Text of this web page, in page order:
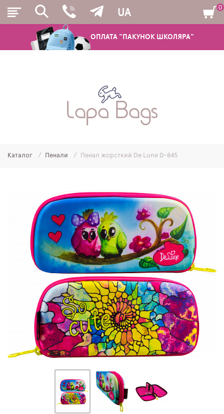
ОПЛАТА "ПАКУНОК ШКОЛЯРА"
UA
ШКІЛЬНІ РЮКЗАКИ ТА РАНЦІ
МОЛОДІЖНІ РЮКЗАКИ
МІШКИ ДЛЯ ВЗУТТЯ
ПЛЯШКИ ДЛЯ ВОДИ
DELUNE
SCHOOL STANDARD
SKYNAME
РОЗПРОДАЖ
0
Каталог Пенали Пенал жорсткий De Lune D-845